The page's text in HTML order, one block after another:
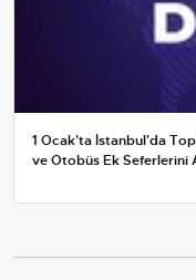
1 Ocak'ta İstanbul'da
ve Otobüs Ek Seferlerini